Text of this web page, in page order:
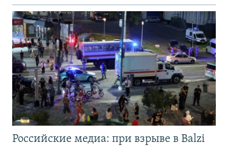
Российские медиа: при взрыве в Balzi